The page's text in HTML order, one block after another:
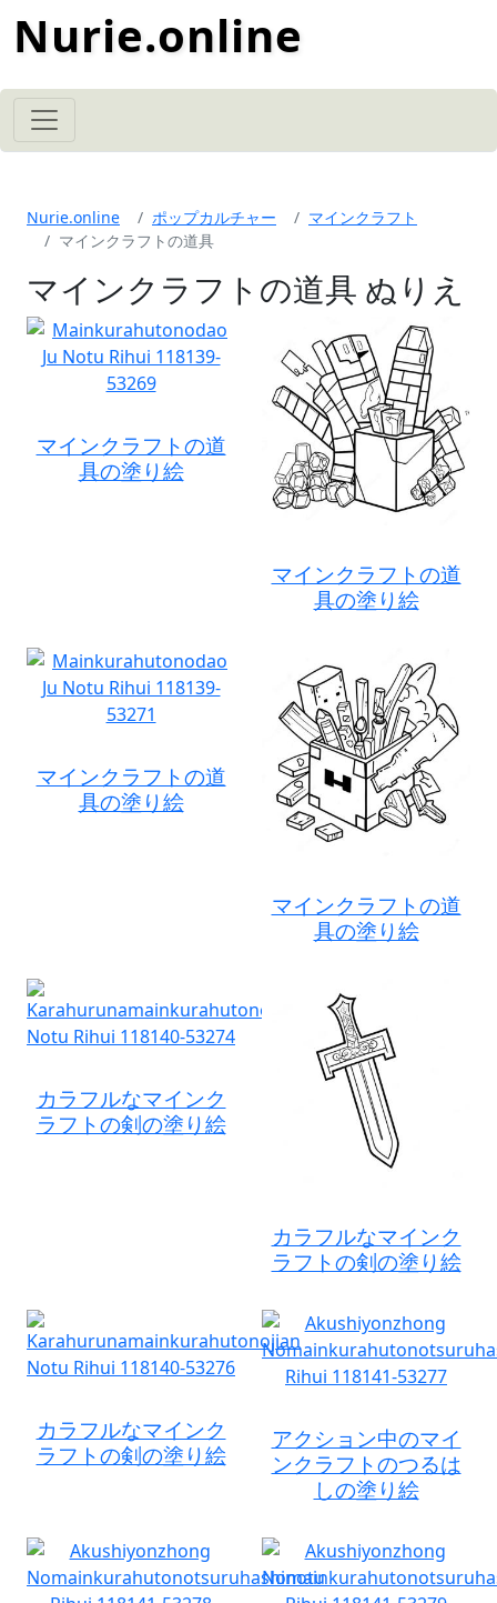
Nurie.online
Nurie.online ポップカルチャー
マインクラフト
マインクラフトの道具
マインクラフトの道具 ぬりえ
マインクラフトの道
具の塗り絵
マインクラフトの道
具の塗り絵
マインクラフトの道
具の塗り絵
マインクラフトの道
具の塗り絵
カラフルなマインク
ラフトの剣の塗り絵
カラフルなマインク
ラフトの剣の塗り絵
カラフルなマインク
ラフトの剣の塗り絵
アクション中のマイ
ンクラフトのつるは
しの塗り絵